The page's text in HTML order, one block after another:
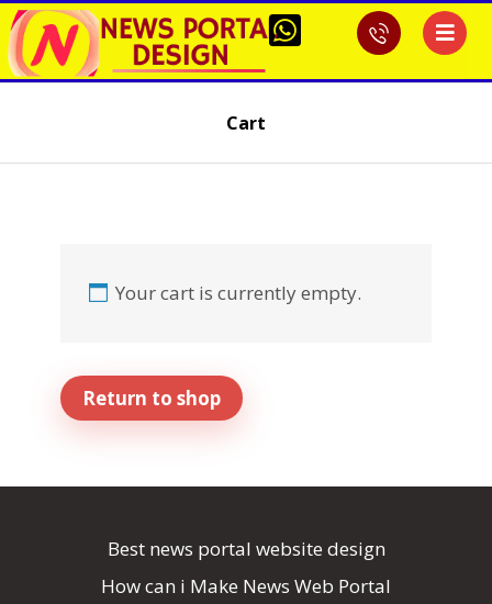
Cart
Your cart is currently empty.
Return to shop
Best news portal website design
How can i Make News Web Portal